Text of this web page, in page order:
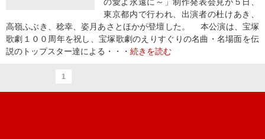
東京都内で行われ、出演者の杜けあき、
高嶺ふぶき、稔幸、姿月あさとほかが登壇した。 本公演は、宝塚
歌劇１００周年を祝し、宝塚歌劇のえりすぐりの名曲・名場面を伝
説のトップスター達による・・・ 続きを読む
1